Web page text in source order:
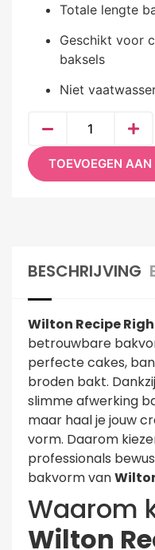
Totale lengte
Geschikt voor
baksels
Niet
TOEVOEGEN AAN
BESCHRIJVING
Wilton Recipe
betrouwbare
perfecte cakes,
broden bakt.
slimme afwerking
maar haal je jouw
vorm. Daarom
professionals
bakvorm van
Waarom
Wilton